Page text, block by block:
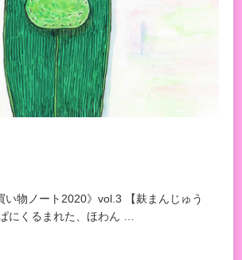
い物ノート2020》vol.3 【麸まんじゅう
にくるまれた、ほわん …